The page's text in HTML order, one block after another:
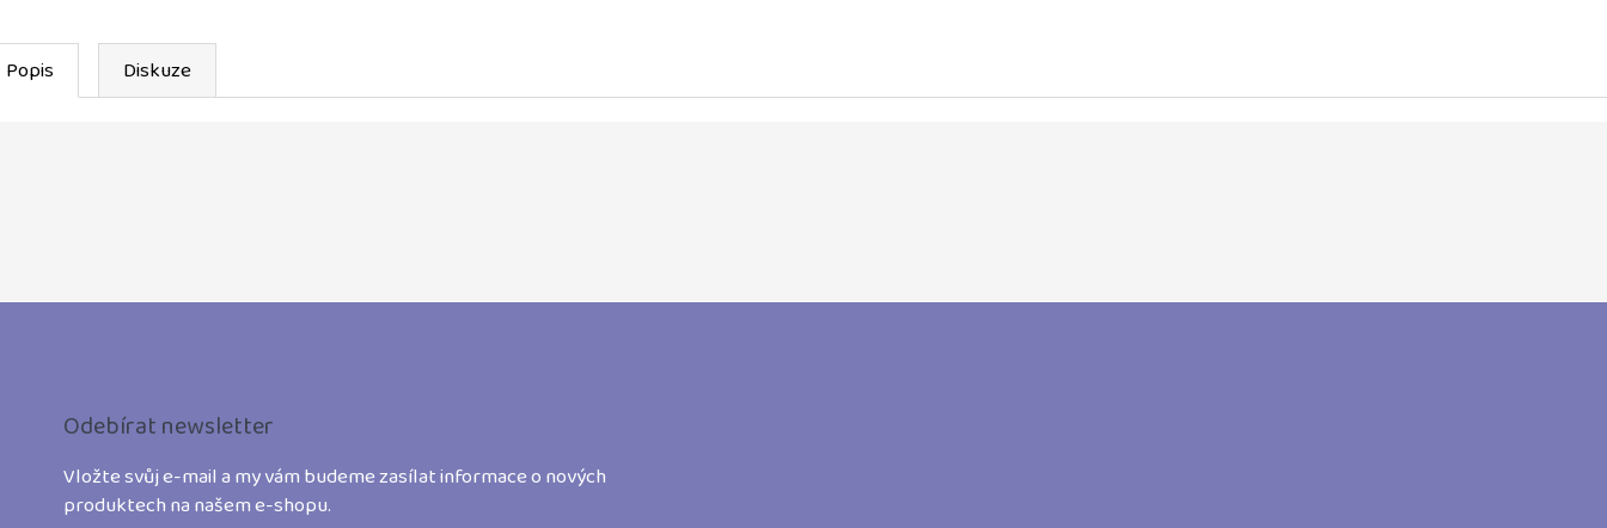
Popis Diskuze
Z
Odebírat newsletter
Vložte svůj e-mail a my vám budeme zasílat informace o nových
produktech na našem e-shopu.